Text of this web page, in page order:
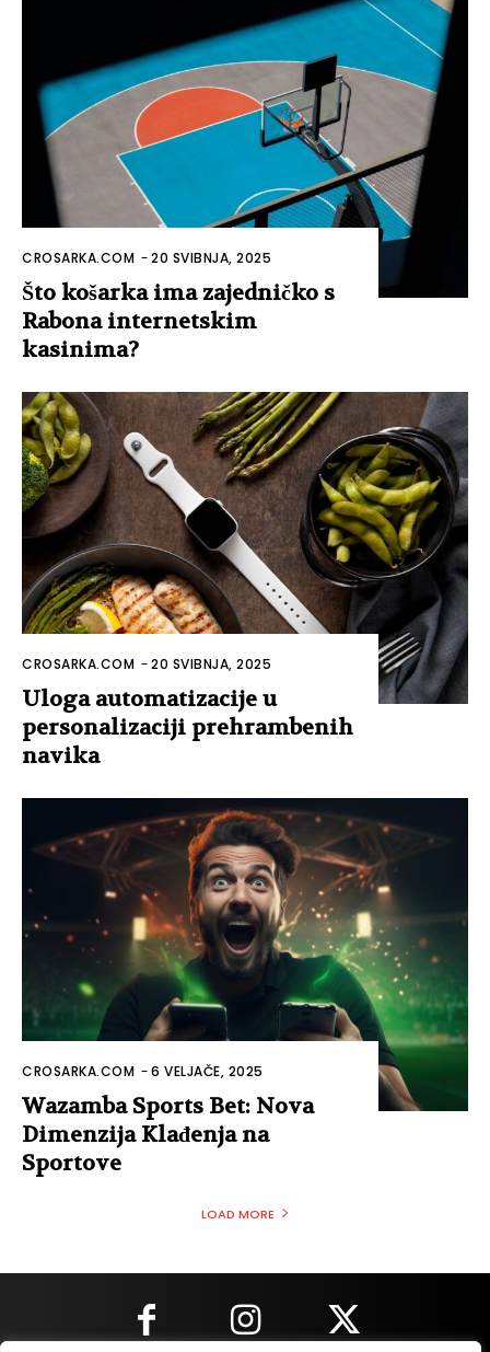
CROSARKA.COM -20 SVIBNJA, 2025
Što košarka ima zajedničko s
Rabona internetskim
kasinima?
CROSARKA.COM -20 SVIBNJA, 2025
Uloga automatizacije u
personalizaciji prehrambenih
navika
CROSARKA.COM -6 VELJAČE, 2025
Wazamba Sports Bet: Nova
Dimenzija Klađenja na
Sportove
LOAD MORE